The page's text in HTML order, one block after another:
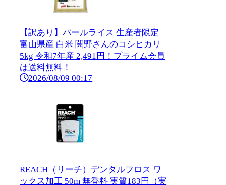
【訳あり】パールライス 生産者限定
富山県産 白米 関野さんのコシヒカリ
5kg 令和7年産 2,491円！プライム会員
は送料無料！
2026/08/09 00:17
REACH（リーチ）デンタルフロス ワ
ックス加工 50m 無香料 実質183円（実